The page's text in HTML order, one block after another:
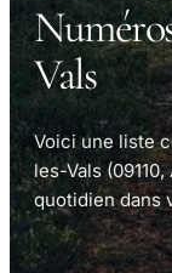
Vals
Voici une liste
les-Vals
quotidien dans